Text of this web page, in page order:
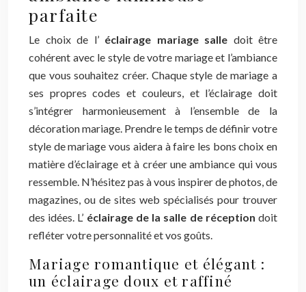
parfaite
Le choix de l’ éclairage mariage salle doit être
cohérent avec le style de votre mariage et l’ambiance
que vous souhaitez créer. Chaque style de mariage a
ses propres codes et couleurs, et l’éclairage doit
s’intégrer harmonieusement à l’ensemble de la
décoration mariage. Prendre le temps de définir votre
style de mariage vous aidera à faire les bons choix en
matière d’éclairage et à créer une ambiance qui vous
ressemble. N’hésitez pas à vous inspirer de photos, de
magazines, ou de sites web spécialisés pour trouver
des idées. L’ éclairage de la salle de réceptiondoit
refléter votre personnalité et vos goûts.
Mariage romantique et élégant :
un éclairage doux et raffiné